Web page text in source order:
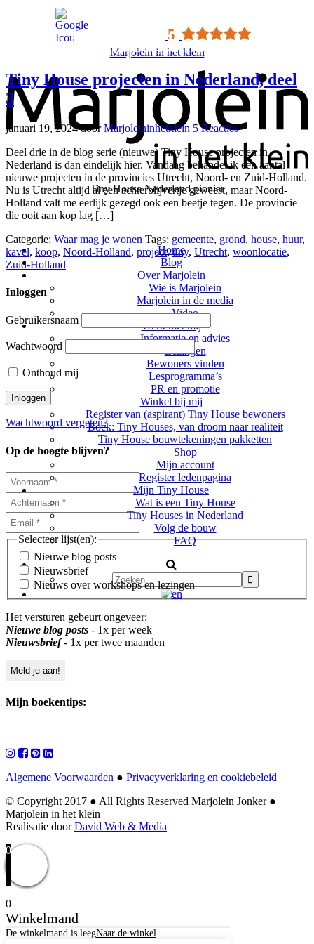
Google rating 5
Gebaseerd op 42 reviews
Marjolein in het klein
Tiny House Nederland pionier
Home
Blog
Over Marjolein
Wie is Marjolein
Marjolein in de media
Video
Werk met mij
Informatie en advies
Lezingen
Bewoners vinden
Lesprogramma’s
PR en promotie
Winkel bij mij
Register van (aspirant) Tiny House bewoners
Boek: Tiny Houses, van droom naar realiteit
Tiny House bouwtekeningen pakketten
Shop
Mijn account
Register ledenpagina
Mijn Tiny House
Wat is een Tiny House
Tiny Houses in Nederland
Volg de bouw
FAQ
Tiny House projecten in Nederland, deel
3
januari 19, 2024doorMarjoleininhetklein 5 Reacties
Deel drie in de blog serie (nieuwe) Tiny House projecten in
Nederland is dan eindelijk hier. Vandaag behandel ik een aantal
nieuwe projecten in de provincies Utrecht, Noord- en Zuid-Holland.
Nu is Utrecht altijd al een achterblijvertje geweest, maar Noord-
Holland valt me eerlijk gezegd ook een beetje tegen. De provincie
die ooit aan kop lag […]
Categorie: Waar mag je wonen Tags: gemeente, grond, house, huur,
kavel, koop, Noord-Holland, project,tiny, Utrecht, woonlocatie,
Zuid-Holland
Inloggen
Gebruikersnaam
Wachtwoord
Onthoud mij
Wachtwoord vergeten?
Op de hoogte blijven?
Selecteer lijst(en):
Nieuwe blog posts
Nieuwsbrief
Nieuws over workshops en lezingen
Het versturen gebeurt ongeveer:
Nieuwe blog posts - 1x per week
Nieuwsbrief- 1x per twee maanden
Mijn boekentips:
Algemene Voorwaarden ● Privacyverklaring en cookiebeleid
© Copyright 2017 ● All Rights Reserved Marjolein Jonker ●
Marjolein in het klein
Realisatie doorDavid Web & Media
0
0
Winkelmand
De winkelmand is leegNaar de winkel